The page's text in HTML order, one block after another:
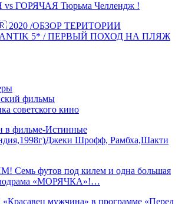
ГОРЯЧАЯ Тюрьма Челлендж !
/ОБЗОР ТЕРИТОРИИ
5* / ПЕРВЫЙ ПОХОД НА ПЛЯЖ
фильмы
советского кино
в фильме-Истинные
Шрофф, Рамбха,Шакти
Семь футов под килем и одна большая
«МОРЯЧКА»!…
мужчина» в программе «Перед